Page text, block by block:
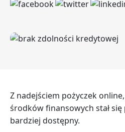
Z nadejściem pożyczek
środków finansowych stał się
bardziej dostępny.